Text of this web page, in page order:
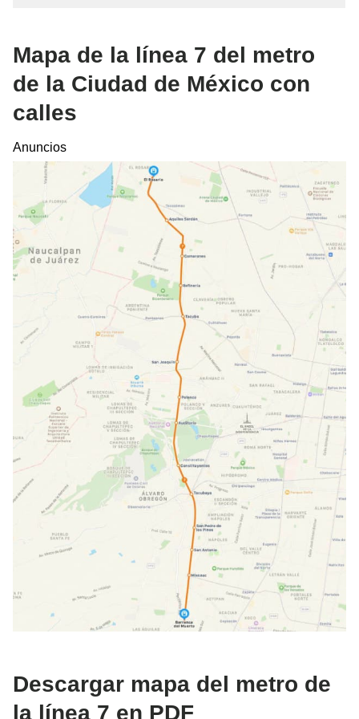
Mapa de la línea 7 del metro
de la Ciudad de México con
calles
Anuncios
Descargar mapa del metro de
la línea 7 en PDF